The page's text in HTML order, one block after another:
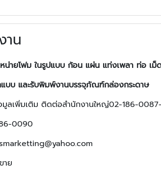
าน
น่ายโฟม ในรูปแบบ ก้อน แผ่น แท่งเพลา ท่อ เ
แบบ และรับพิมพ์งานบรรจุภัณฑ์กล่องกระดาษ
มูลเพิ่มเติม ติดต่อสำนักงานใหญ่02-186-
0090
าย